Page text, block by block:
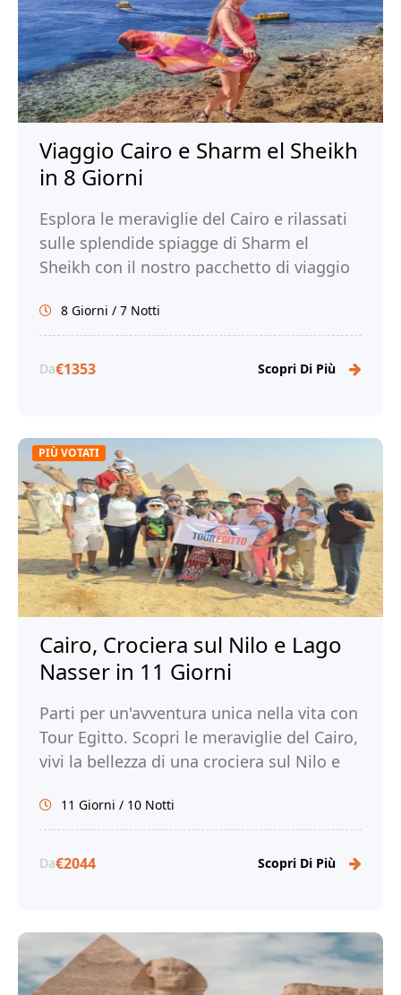
Viaggio Cairo e Sharm el Sheikh
in 8 Giorni
Esplora le meraviglie del Cairo e rilassati
sulle splendide spiagge di Sharm el
Sheikh con il nostro pacchetto di viaggio
8 Giorni / 7 Notti
Da€1353 Scopri Di Più
PIÙ VOTATI
Cairo, Crociera sul Nilo e Lago
Nasser in 11 Giorni
Parti per un'avventura unica nella vita con
Tour Egitto. Scopri le meraviglie del Cairo,
vivi la bellezza di una crociera sul Nilo e
storia e cultura dell'Egitto.
11 Giorni / 10 Notti
Da€2044 Scopri Di Più